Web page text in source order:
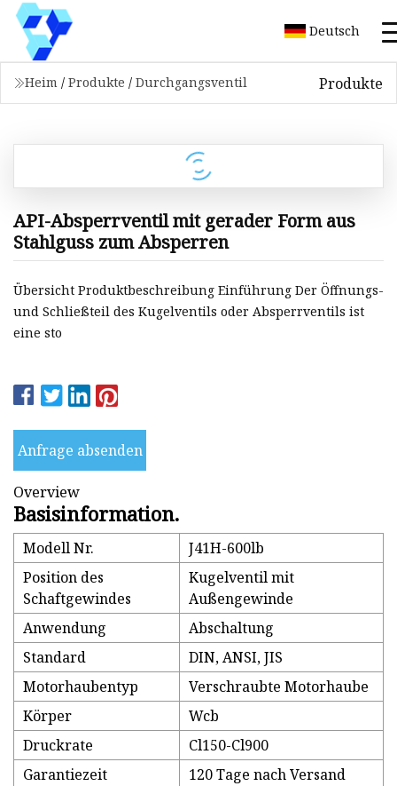
Deutsch
Heim / Produkte / Durchgangsventil Produkte
API-Absperrventil mit gerader Form aus
Stahlguss zum Absperren
Übersicht Produktbeschreibung Einführung Der Öffnungs-
und Schließteil des Kugelventils oder Absperrventils ist
eine sto
Anfrage absenden
Overview
Basisinformation.
Modell Nr.
J41H-600lb
Position des
Schaftgewindes
Kugelventil mit
Außengewinde
Anwendung
Abschaltung
Standard
DIN, ANSI, JIS
Motorhaubentyp
Verschraubte Motorhaube
Körper
Wcb
Druckrate
Cl150-Cl900
Garantiezeit
120 Tage nach Versand